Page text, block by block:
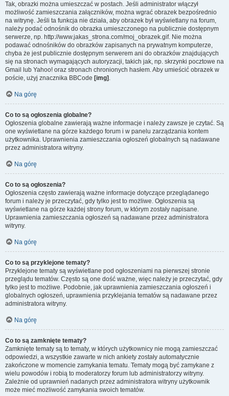
Tak, obrazki można umieszczać w postach. Jeśli administrator włączył
możliwość zamieszczania załączników, można wgrać obrazek bezpośrednio
na witrynę. Jeśli ta funkcja nie działa, aby obrazek był wyświetlany na forum,
należy podać odnośnik do obrazka umieszczonego na publicznie dostępnym
serwerze, np. http://www.jakas_strona.com/moj_obrazek.gif. Nie można
podawać odnośników do obrazków zapisanych na prywatnym komputerze,
chyba że jest publicznie dostępnym serwerem ani do obrazków znajdujących
się na stronach wymagających autoryzacji, takich jak, np. skrzynki pocztowe na
Gmail lub Yahoo! oraz stronach chronionych hasłem. Aby umieścić obrazek w
poście, użyj znacznika BBCode [img] .
Na górę
Co to są ogłoszenia globalne?
Ogłoszenia globalne zawierają ważne informacje i należy zawsze je czytać. Są
one wyświetlane na górze każdego forum i w panelu zarządzania kontem
użytkownika. Uprawnienia zamieszczania ogłoszeń globalnych są nadawane
przez administratora witryny.
Na górę
Co to są ogłoszenia?
Ogłoszenia często zawierają ważne informacje dotyczące przeglądanego
forum i należy je przeczytać, gdy tylko jest to możliwe. Ogłoszenia są
wyświetlane na górze każdej strony forum, w którym zostały napisane.
Uprawnienia zamieszczania ogłoszeń są nadawane przez administratora
witryny.
Na górę
Co to są przyklejone tematy?
Przyklejone tematy są wyświetlane pod ogłoszeniami na pierwszej stronie
przeglądu tematów. Często są one dość ważne, więc należy je przeczytać, gdy
tylko jest to możliwe. Podobnie, jak uprawnienia zamieszczania ogłoszeń i
globalnych ogłoszeń, uprawnienia przyklejania tematów są nadawane przez
administratora witryny.
Na górę
Co to są zamknięte tematy?
Zamknięte tematy są to tematy, w których użytkownicy nie mogą zamieszczać
odpowiedzi, a wszystkie zawarte w nich ankiety zostały automatycznie
zakończone w momencie zamykania tematu. Tematy mogą być zamykane z
wielu powodów i robią to moderatorzy forum lub administratorzy witryny.
Zależnie od uprawnień nadanych przez administratora witryny użytkownik
może mieć możliwość zamykania swoich tematów.